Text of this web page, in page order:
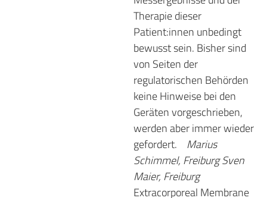
Therapie dieser
Patient:innen unbedingt
bewusst sein. Bisher sind
von Seiten der
regulatorischen Behörden
keine Hinweise bei den
Geräten vorgeschrieben,
werden aber immer wieder
gefordert.
Marius
Schimmel, Freiburg Sven
Maier, Freiburg
Extracorporeal Membrane